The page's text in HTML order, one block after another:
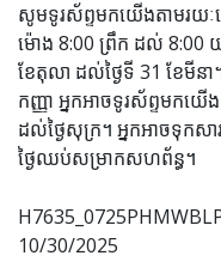
សូមទូរស័ព្ទមកយើងតាមរយ
ម៉ោង 8:00 ព្រឹក ដល់ 8:00 យ
ខែតុលា ដល់ថ្ងៃទី 31 ខែមីនា
កញ្ញា អ្នកអាចទូរស័ព្ទមកយ
ដល់ថ្ងៃសុក្រ។ អ្នកអាចទុកសា
ថ្ងៃឈប់សម្រាកសហព័ន្ធ។
10/30/2025